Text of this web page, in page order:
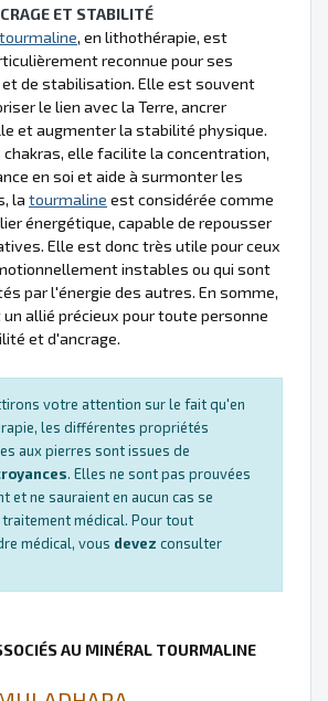
ET STABILITÉ
tourmaline, en lithothérapie, est
reconnue pour ses
de stabilisation. Elle est souvent
le lien avec la Terre, ancrer
et augmenter la stabilité physique.
chakras, elle facilite la concentration,
en soi et aide à surmonter les
la tourmaline est considérée comme
énergétique, capable de repousser
Elle est donc très utile pour ceux
instables ou qui sont
par l'énergie des autres. En somme,
allié précieux pour toute personne
et d'ancrage.
votre attention sur le fait qu'en
les différentes propriétés
aux pierres sont issues de
. Elles ne sont pas prouvées
et ne sauraient en aucun cas se
médical. Pour tout
médical, vous devez consulter
AU MINÉRAL TOURMALINE